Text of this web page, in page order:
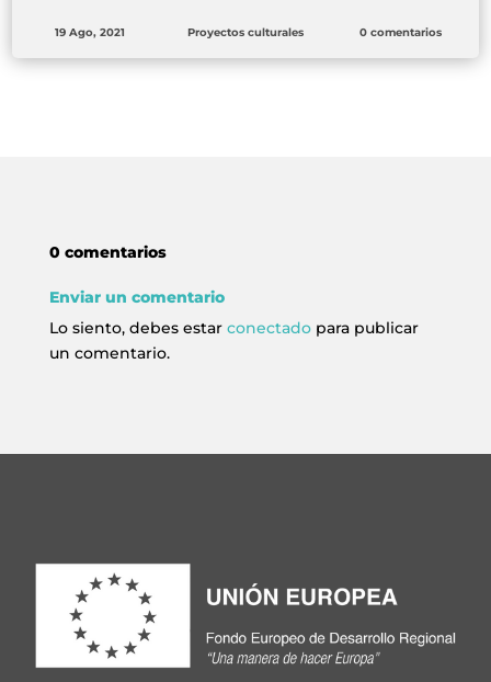
19 Ago, 2021 Proyectos culturales 0 comentarios
0 comentarios
Enviar un comentario
Lo siento, debes estar conectadopara publicar
un comentario.